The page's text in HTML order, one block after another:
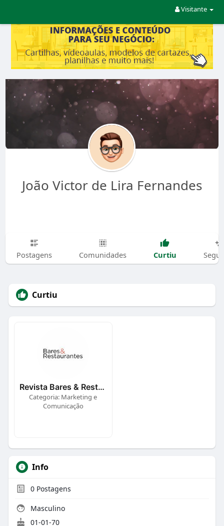
Visitante
João Victor de Lira Fernandes
Postagens Comunidades Curtiu
Curtiu
Revista Bares & Restaurantes
Categoria: Marketing e
Comunicação
Info
0Postagens
Masculino
01-01-70